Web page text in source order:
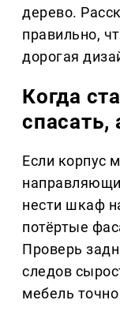
дерево.
правильно,
дорогая
Когда
Если корпус
нести шкаф
потёртые
Проверь
следов
мебель